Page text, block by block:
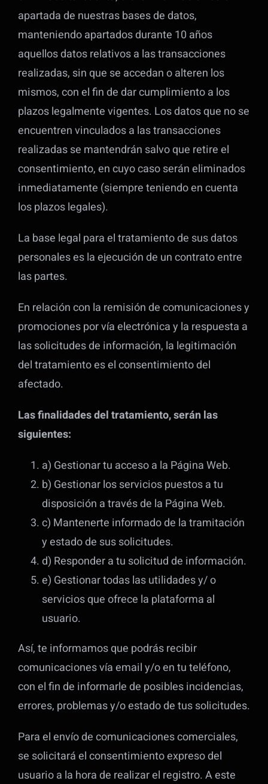
apartada de nuestras bases de datos,
manteniendo apartados durante 10 años
aquellos datos relativos a las transacciones
realizadas, sin que se accedan o alteren los
mismos, con el fin de dar cumplimiento a los
plazos legalmente vigentes. Los datos que no se
encuentren vinculados a las transacciones
realizadas se mantendrán salvo que retire el
consentimiento, en cuyo caso serán eliminados
inmediatamente (siempre teniendo en cuenta
los plazos legales).
La base legal para el tratamiento de sus datos
personales es la ejecución de un contrato entre
las partes.
En relación con la remisión de comunicaciones y
promociones por vía electrónica y la respuesta a
las solicitudes de información, la legitimación
del tratamiento es el consentimiento del
afectado.
Las finalidades del tratamiento, serán las
siguientes:
a) Gestionar tu acceso a la Página Web.
b) Gestionar los servicios puestos a tu
disposición a través de la Página Web.
c) Mantenerte informado de la tramitación
y estado de sus solicitudes.
d) Responder a tu solicitud de información.
e) Gestionar todas las utilidades y/ o
servicios que ofrece la plataforma al
usuario.
Así, te informamos que podrás recibir
comunicaciones vía email y/o en tu teléfono,
con el fin de informarle de posibles incidencias,
errores, problemas y/o estado de tus solicitudes.
Para el envío de comunicaciones comerciales,
se solicitará el consentimiento expreso del
usuario a la hora de realizar el registro. A este